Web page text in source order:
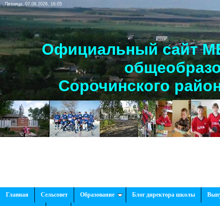
Пятница, 07.08.2026, 16:05
Официальный сайт
Сорочинского
Главная Сельсовет Образование Блог директора школы